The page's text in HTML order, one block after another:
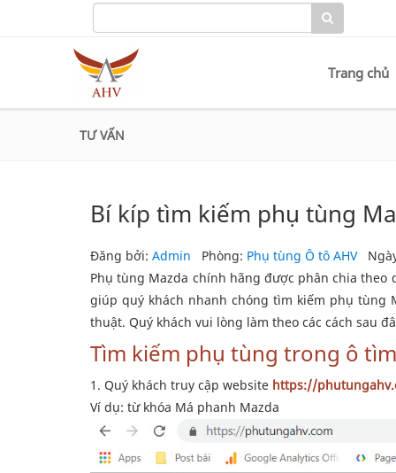
Trang chủ
TƯ VẤN
Bí kíp tìm kiếm phụ tùng
Đăng bởi: Admin Phòng: Phụ tùng Ô tô AHVNgày
Phụ tùng Mazda chính hãng được phân chia
giúp quý khách nhanh chóng tìm kiếm phụ tùng
thuật. Quý khách vui lòng làm theo các cách sau
Tìm kiếm phụ tùng trong ô
1. Quý khách truy cập website https://
Ví dụ: từ khóa Má phanh Mazda